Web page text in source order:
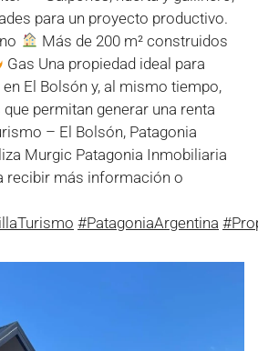
para un proyecto productivo.
Más de 200 m² construidos
Gas Una propiedad ideal para
El Bolsón y, al mismo tiempo,
permitan generar una renta
– El Bolsón, Patagonia
Murgic Patagonia Inmobiliaria
recibir más información o
#PatagoniaArgentina